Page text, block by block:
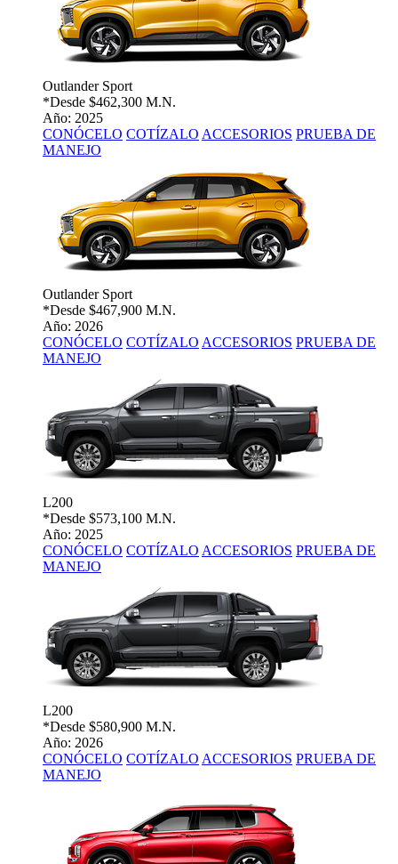
Outlander Sport
*Desde $462,300 M.N.
Año: 2025
CONÓCELO COTÍZALO ACCESORIOS PRUEBA DE
MANEJO
Outlander Sport
*Desde $467,900 M.N.
Año: 2026
CONÓCELO COTÍZALO ACCESORIOS PRUEBA DE
MANEJO
L200
*Desde $573,100 M.N.
Año: 2025
CONÓCELO COTÍZALO ACCESORIOS PRUEBA DE
MANEJO
L200
*Desde $580,900 M.N.
Año: 2026
CONÓCELO COTÍZALO ACCESORIOS PRUEBA DE
MANEJO